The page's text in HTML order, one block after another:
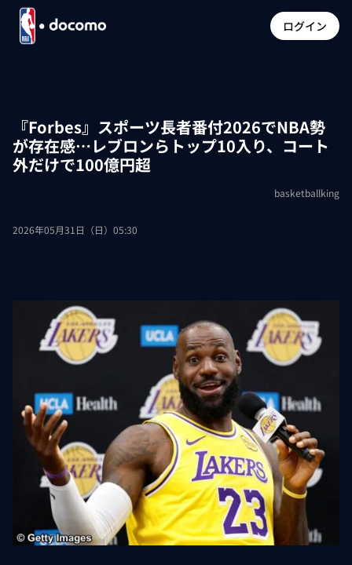
ログイン
『Forbes』スポーツ長者番付2026でNBA勢
が存在感…レブロンらトップ10入り、コート
外だけで100億円超
basketballking
2026年05月31日（日）05:30